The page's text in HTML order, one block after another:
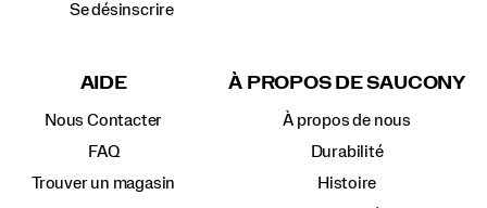
Se désinscrire
AIDE
Nous Contacter
FAQ
Trouver un magasin
À PROPOS DE SAUCONY
À propos de nous
Durabilité
Histoire